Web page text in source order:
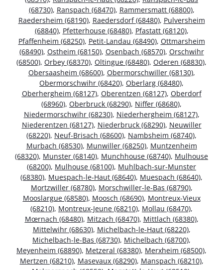
(68730), Ranspach (68470), Rammersmatt (68800),
Raedersheim (68190), Raedersdorf (68480), Pulversheim
(68840), Pfetterhouse (68480), Pfastatt (68120),
Pfaffenheim (68250), Petit-Landau (68490), Ottmarsheim
(68490), Ostheim (68150), Osenbach (68570), Orschwihr
(68500), Orbey (68370), Oltingue (68480), Oderen (68830),
Obersaasheim (68600), Obermorschwiller (68130),
Obermorschwihr (68420), Oberlarg (68480),
Oberhergheim (68127), Oberentzen (68127), Oberdorf
(68960), Oberbruck (68290), Niffer (68680),
Niedermorschwihr (68230), Niederhergheim (68127),
Niederentzen (68127), Niederbruck (68290), Neuwiller
(68220), Neuf-Brisach (68600), Nambsheim (68740),
Murbach (68530), Munwiller (68250), Muntzenheim
(68320), Munster (68140), Munchhouse (68740), Mulhouse
(68200), Mulhouse (68100), Muhlbach-sur-Munster
(68380), Muespach-le-Haut (68640), Muespach (68640),
Mortzwiller (68780), Morschwiller-le-Bas (68790),
Mooslargue (68580), Moosch (68690), Montreux-Vieux
(68210), Montreux-Jeune (68210), Mollau (68470),
Mœrnach (68480), Mitzach (68470), Mittlach (68380),
Mittelwihr (68630), Michelbach-le-Haut (68220),
Michelbach-le-Bas (68730), Michelbach (68700),
Meyenheim (68890), Metzeral (68380), Merxheim (68500),
Mertzen (68210), Masevaux (68290), Manspach (68210),